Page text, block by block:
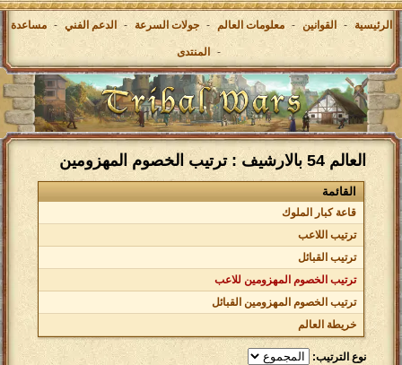
الرئيسية - القوانين - معلومات العالم - جولات السرعة - الدعم الفني - مساعدة
- المنتدى
العالم 54 بالارشيف : ترتيب الخصوم المهزومين
القائمة
قاعة كبار الملوك
ترتيب اللاعب
ترتيب القبائل
ترتيب الخصوم المهزومين للاعب
ترتيب الخصوم المهزومين القبائل
خريطة العالم
نوع الترتيب: